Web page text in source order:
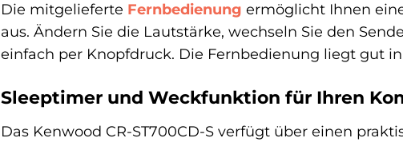
Die mitgelieferte Fernbedienung ermöglicht Ihnen
aus. Ändern Sie die Lautstärke, wechseln Sie den
einfach per Knopfdruck. Die Fernbedienung liegt gut
Sleeptimer und Weckfunktion für Ihren
Das Kenwood CR-ST700CD-S verfügt über einen